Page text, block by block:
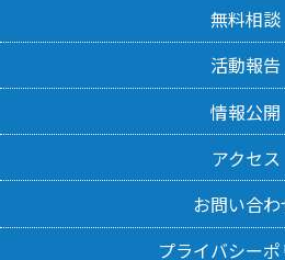
無料相談
活動報告
情報公開
アクセス
お問い合わ
プライバシー